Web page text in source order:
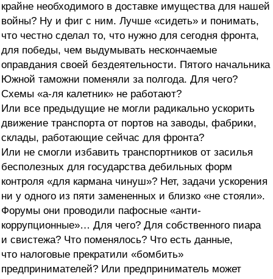
крайне необходимого в доставке имущества для нашей
войны? Ну и фиг с ним. Лучше «сидеть» и понимать,
что честно сделал то, что нужно для сегодня фронта,
для победы, чем выдумывать нескончаемые
оправдания своей бездеятельности. Пятого начальника
Южной таможни поменяли за полгода. Для чего?
Схемы «а-ля калетник» не работают?
Или все предыдущие не могли радикально ускорить
движение транспорта от портов на заводы, фабрики,
склады, работающие сейчас для фронта?
Или не смогли избавить транспортников от засилья
бесполезных для государства дебильных форм
контроля «для кармана чинуш»? Нет, задачи ускорения
ни у одного из пяти замененных и близко «не стояли».
Форумы они проводили пафосные «анти-
коррупционные»… Для чего? Для собственного пиара
и свистежа? Что поменялось? Что есть данные,
что налоговые прекратили «бомбить»
предпринимателей? Или предприниматель может